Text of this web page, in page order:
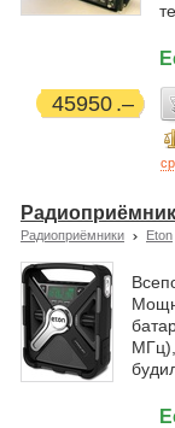
45950
Радиоприёмники Eton